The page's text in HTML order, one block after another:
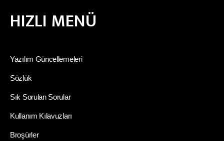
HIZLI MENÜ
Yazılım Güncellemeleri
Sözlük
Sık Sorulan Sorular
Kullanım Kılavuzları
Broşürler